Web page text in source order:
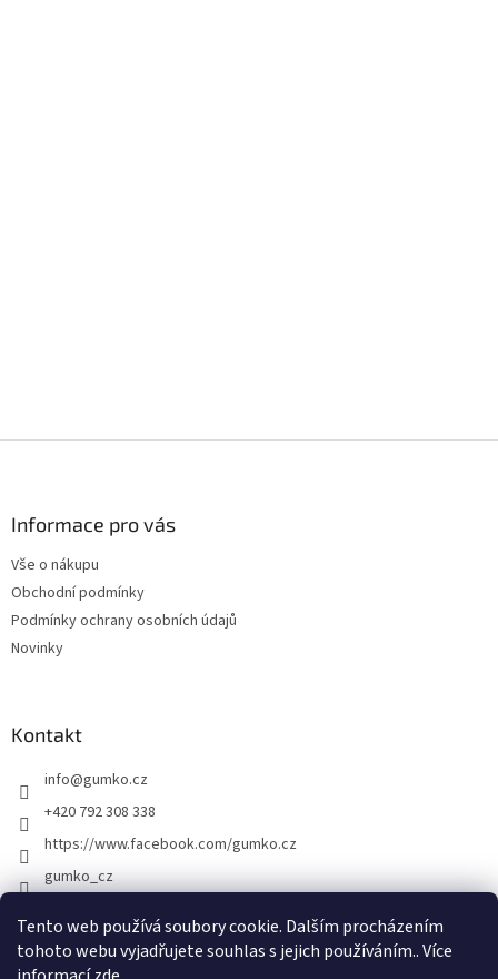
Tento web používá soubory cookie. Dalším procházením
tohoto webu vyjadřujete souhlas s jejich používáním.. Více
Informace pro vás
Vše o nákupu
Obchodní podmínky
Podmínky ochrany osobních údajů
Novinky
Kontakt
info@gumko.cz
+420 792 308 338
https://www.facebook.com/gumko.cz
gumko_cz
Vytvořil Shoptet